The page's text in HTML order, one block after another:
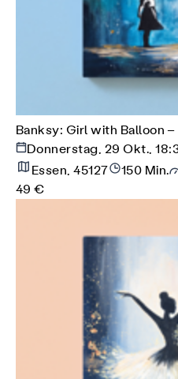
Banksy: Girl with Balloon
Donnerstag, 29 Okt.,
Essen, 45127
150 Min.
49 €